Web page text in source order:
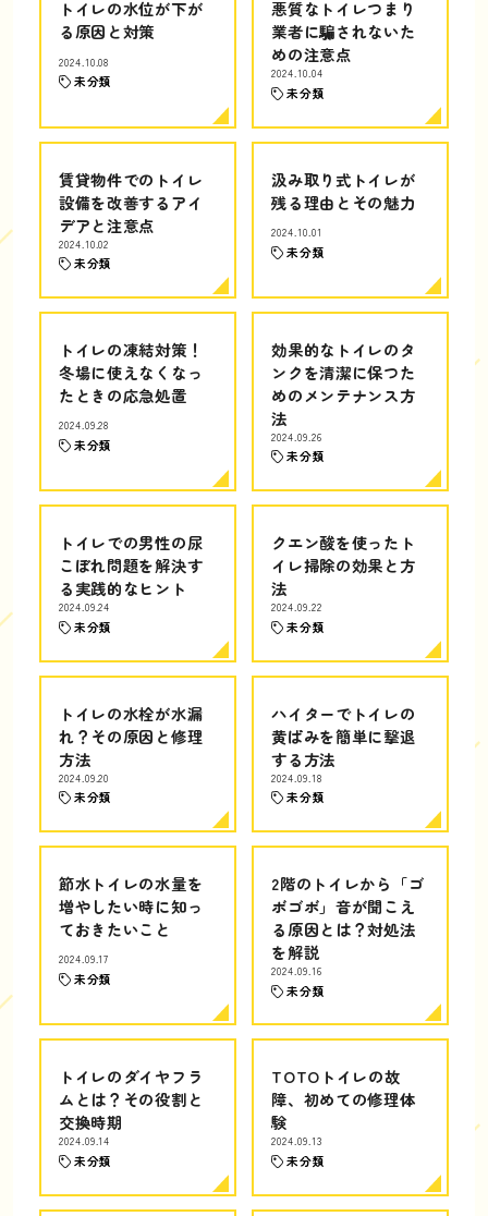
トイレの水位が下が
る原因と対策
2024.10.08
未分類
悪質なトイレつまり
業者に騙されないた
めの注意点
2024.10.04
未分類
賃貸物件でのトイレ
設備を改善するアイ
デアと注意点
2024.10.02
未分類
汲み取り式トイレが
残る理由とその魅力
2024.10.01
未分類
トイレの凍結対策！
冬場に使えなくなっ
たときの応急処置
2024.09.28
未分類
効果的なトイレのタ
ンクを清潔に保つた
めのメンテナンス方
法
2024.09.26
未分類
トイレでの男性の尿
こぼれ問題を解決す
る実践的なヒント
2024.09.24
未分類
クエン酸を使ったト
イレ掃除の効果と方
法
2024.09.22
未分類
トイレの水栓が水漏
れ？その原因と修理
方法
2024.09.20
未分類
ハイターでトイレの
黄ばみを簡単に撃退
する方法
2024.09.18
未分類
節水トイレの水量を
増やしたい時に知っ
ておきたいこと
2024.09.17
未分類
2階のトイレから「ゴ
ボゴボ」音が聞こえ
る原因とは？対処法
を解説
2024.09.16
未分類
トイレのダイヤフラ
ムとは？その役割と
交換時期
2024.09.14
未分類
TOTOトイレの故
障、初めての修理体
験
2024.09.13
未分類